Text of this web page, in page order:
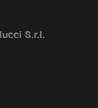
S.r.l.